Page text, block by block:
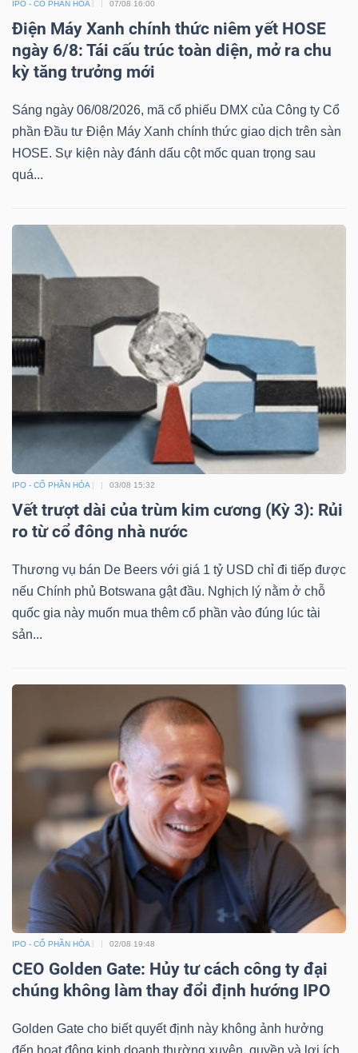
IPO - CỔ PHẦN HÓA 07/08 16:00
Điện Máy Xanh chính thức niêm yết HOSE
ngày 6/8: Tái cấu trúc toàn diện, mở ra chu
kỳ tăng trưởng mới
Sáng ngày 06/08/2026, mã cổ phiếu DMX của Công ty Cổ
phần Đầu tư Điện Máy Xanh chính thức giao dịch trên sàn
HOSE. Sự kiện này đánh dấu cột mốc quan trọng sau
quá...
IPO - CỔ PHẦN HÓA 03/08 15:32
Vết trượt dài của trùm kim cương (Kỳ 3): Rủi
ro từ cổ đông nhà nước
Thương vụ bán De Beers với giá 1 tỷ USD chỉ đi tiếp được
nếu Chính phủ Botswana gật đầu. Nghịch lý nằm ở chỗ
quốc gia này muốn mua thêm cổ phần vào đúng lúc tài
sản...
IPO - CỔ PHẦN HÓA 02/08 19:48
CEO Golden Gate: Hủy tư cách công ty đại
chúng không làm thay đổi định hướng IPO
Golden Gate cho biết quyết định này không ảnh hưởng
đến hoạt động kinh doanh thường xuyên, quyền và lợi ích